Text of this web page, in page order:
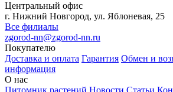
Центральный офис
г. Нижний Новгород, ул. Яблоневая, 25
Все филиалы
zgorod-nn@zgorod-nn.ru
Покупателю
Доставка и оплата Гарантия Обмен и
информация
О нас